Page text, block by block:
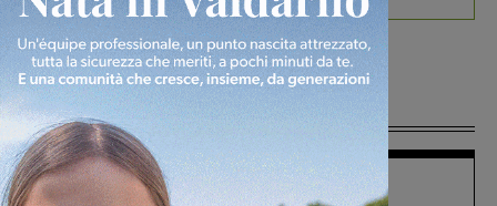
Più lette
Figline Incisa Valdarno 1 Agosto 2026